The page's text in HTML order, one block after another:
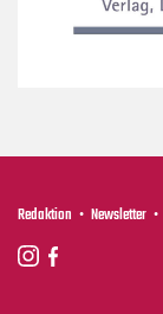
Redaktion Newsletter